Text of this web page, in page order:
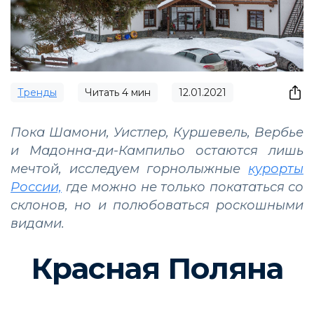
Тренды Читать 4 мин 12.01.2021
Пока Шамони, Уистлер, Куршевель, Вербье
и Мадонна-ди-Кампильо остаются лишь
мечтой, исследуем горнолыжные курорты
России, где можно не только покататься со
склонов, но и полюбоваться роскошными
видами.
Красная Поляна